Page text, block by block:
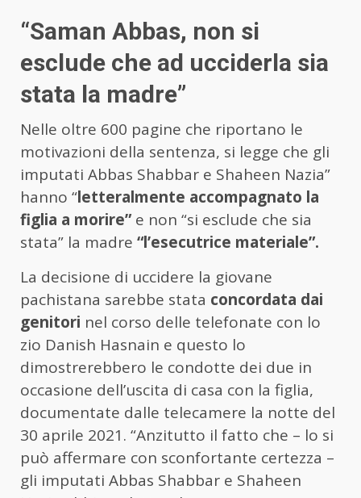
“Saman Abbas, non si
esclude che ad ucciderla sia
stata la madre”
Nelle oltre 600 pagine che riportano le
motivazioni della sentenza, si legge che gli
imputati Abbas Shabbar e Shaheen Nazia”
hanno “letteralmente accompagnato la
figlia a morire”e non “si esclude che sia
stata” la madre “l’esecutrice materiale”.
La decisione di uccidere la giovane
pachistana sarebbe stata concordata dai
genitori nel corso delle telefonate con lo
zio Danish Hasnain e questo lo
dimostrerebbero le condotte dei due in
occasione dell’uscita di casa con la figlia,
documentate dalle telecamere la notte del
30 aprile 2021. “Anzitutto il fatto che – lo si
può affermare con sconfortante certezza –
gli imputati Abbas Shabbar e Shaheen